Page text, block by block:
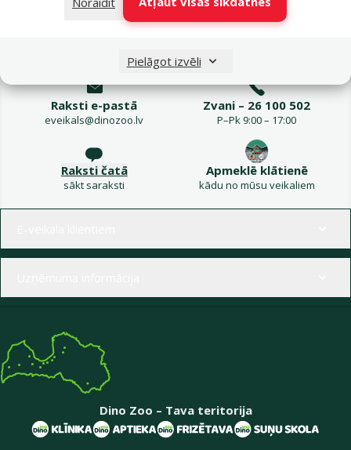
Pielāgot izvēli
Pievienot grozam
Raksti e-pastā
eveikals@dinozoo.lv
Zvani – 26 100 502
P–Pk 9:00 – 17:00
Raksti čatā
sākt saraksti
Apmeklē klātienē
kādu no mūsu veikaliem
Dino Zoo – Tava teritorija